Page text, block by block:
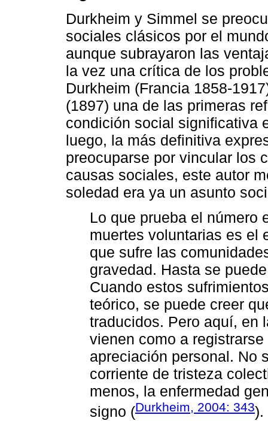
Durkheim y Simmel se
sociales clásicos por el
aunque subrayaron las
la vez una crítica de los
Durkheim (Francia 1858-
(1897) una de las primeras
condición social significativa
luego, la más definitiva
preocuparse por vincular los
causas sociales, este autor
soledad era ya un asunto
Lo que prueba el número
muertes voluntarias es el
que sufre las
gravedad. Hasta se
Cuando estos
teórico, se puede creer
traducidos. Pero aquí, en
vienen como a
apreciación personal. No
corriente de tristeza
menos, la enfermedad
signo (Durkheim, 2004: 343).